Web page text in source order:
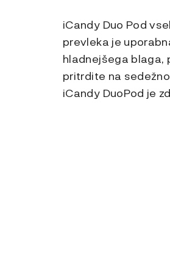
iCandy Duo Pod
prevleka je
hladnejšega blaga,
pritrdite na
iCandy DuoPod je